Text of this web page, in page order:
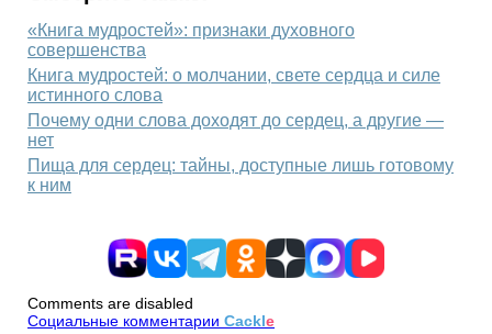
«Книга мудростей»: признаки духовного
совершенства
Книга мудростей: о молчании, свете сердца и силе
истинного слова
Почему одни слова доходят до сердец, а другие —
нет
Пища для сердец: тайны, доступные лишь готовому
к ним
Comments are disabled
Социальные комментарии Cackle